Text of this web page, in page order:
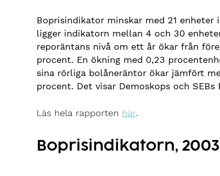
Boprisindikator minskar med 21
ligger indikatorn mellan 4 och 30
reporäntans nivå om ett år ökar från
procent. En ökning med 0,23
sina rörliga bolåneräntor ökar jämfört
procent. Det visar Demoskops och
Läs hela rapporten här.
Boprisindikatorn,